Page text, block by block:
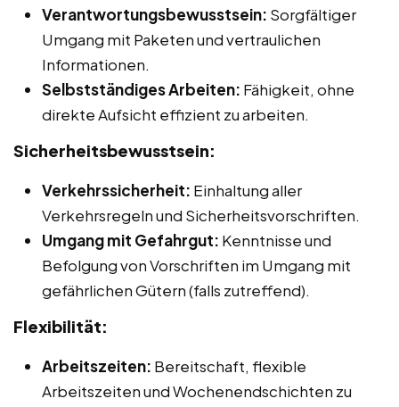
Verantwortungsbewusstsein: Sorgfältiger
Umgang mit Paketen und vertraulichen
Informationen.
Selbstständiges Arbeiten: Fähigkeit, ohne
direkte Aufsicht effizient zu arbeiten.
Sicherheitsbewusstsein:
Verkehrssicherheit: Einhaltung aller
Verkehrsregeln und Sicherheitsvorschriften.
Umgang mit Gefahrgut: Kenntnisse und
Befolgung von Vorschriften im Umgang mit
gefährlichen Gütern (falls zutreffend).
Flexibilität:
Arbeitszeiten: Bereitschaft, flexible
Arbeitszeiten und Wochenendschichten zu